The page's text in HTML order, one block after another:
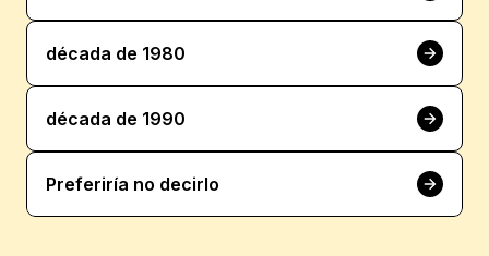
década de 1980
década de 1990
Preferiría no decirlo